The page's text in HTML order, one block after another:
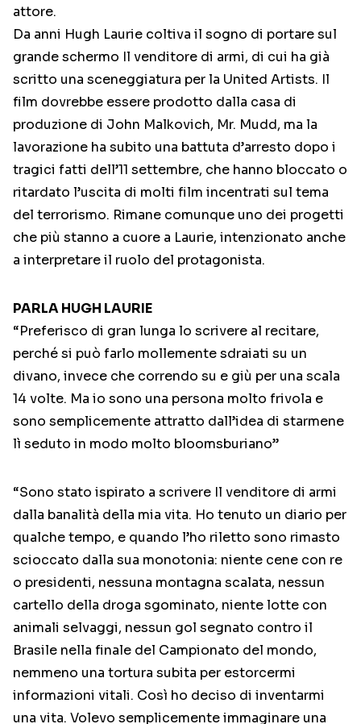
attore.
Da anni Hugh Laurie coltiva il sogno di portare sul
grande schermo Il venditore di armi, di cui ha già
scritto una sceneggiatura per la United Artists. Il
film dovrebbe essere prodotto dalla casa di
produzione di John Malkovich, Mr. Mudd, ma la
lavorazione ha subito una battuta d’arresto dopo i
tragici fatti dell’11 settembre, che hanno bloccato o
ritardato l’uscita di molti film incentrati sul tema
del terrorismo. Rimane comunque uno dei progetti
che più stanno a cuore a Laurie, intenzionato anche
a interpretare il ruolo del protagonista.
PARLA HUGH LAURIE
“Preferisco di gran lunga lo scrivere al recitare,
perché si può farlo mollemente sdraiati su un
divano, invece che correndo su e giù per una scala
14 volte. Ma io sono una persona molto frivola e
sono semplicemente attratto dall’idea di starmene
lì seduto in modo molto bloomsburiano”
“Sono stato ispirato a scrivere Il venditore di armi
dalla banalità della mia vita. Ho tenuto un diario per
qualche tempo, e quando l’ho riletto sono rimasto
scioccato dalla sua monotonia: niente cene con re
o presidenti, nessuna montagna scalata, nessun
cartello della droga sgominato, niente lotte con
animali selvaggi, nessun gol segnato contro il
Brasile nella finale del Campionato del mondo,
nemmeno una tortura subita per estorcermi
informazioni vitali. Così ho deciso di inventarmi
una vita. Volevo semplicemente immaginare una